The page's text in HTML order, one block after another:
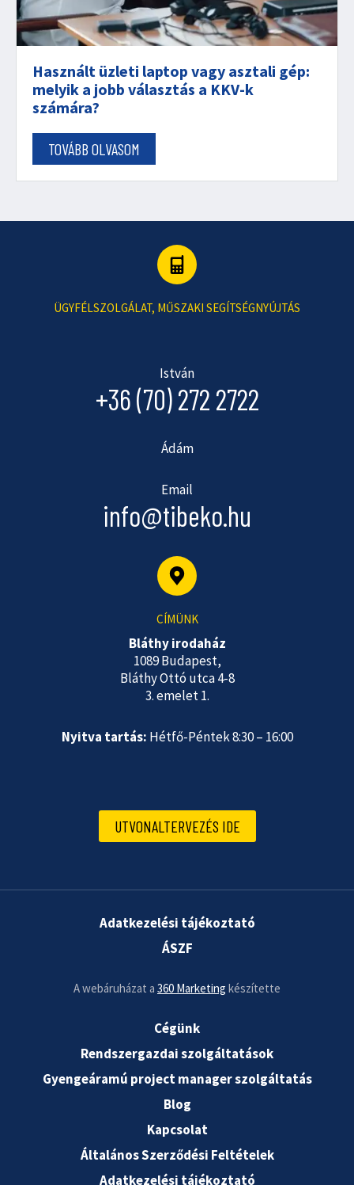
Használt üzleti laptop vagy asztali gép:
melyik a jobb választás a KKV-k
számára?
TOVÁBB OLVASOM
ÜGYFÉLSZOLGÁLAT, MŰSZAKI SEGÍTSÉGNYÚJTÁS
István
+36 (70) 272 2722
Ádám
Email
info@tibeko.hu
CÍMÜNK
Bláthy irodaház
1089 Budapest,
Bláthy Ottó utca 4-8
3. emelet 1.
Nyitva tartás: Hétfő-Péntek 8:30 – 16:00
UTVONALTERVEZÉS IDE
Cégünk
Rendszergazdai szolgáltatások
Gyengeáramú project manager szolgáltatás
Blog
Kapcsolat
Általános Szerződési Feltételek
Adatkezelési tájékoztató
Adatkezelési tájékoztató
ÁSZF
A webáruházat a 360 Marketing készítette